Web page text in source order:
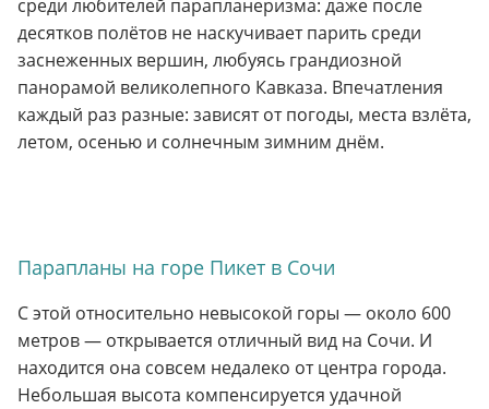
среди любителей парапланеризма: даже после
десятков полётов не наскучивает парить среди
заснеженных вершин, любуясь грандиозной
панорамой великолепного Кавказа. Впечатления
каждый раз разные: зависят от погоды, места взлёта,
летом, осенью и солнечным зимним днём.
Парапланы на горе Пикет в Сочи
С этой относительно невысокой горы — около 600
метров — открывается отличный вид на Сочи. И
находится она совсем недалеко от центра города.
Небольшая высота компенсируется удачной